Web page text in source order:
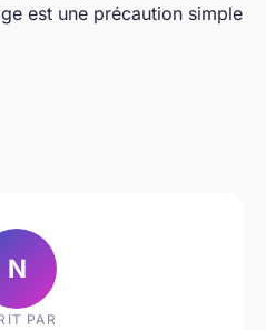
est une précaution simple
N
PAR